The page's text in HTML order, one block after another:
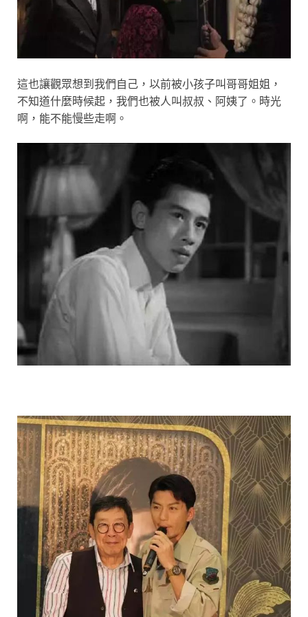
這也讓觀眾想到我們自己，以前被小孩子叫哥哥姐姐，
不知道什麼時候起，我們也被人叫叔叔、阿姨了。時光
啊，能不能慢些走啊。